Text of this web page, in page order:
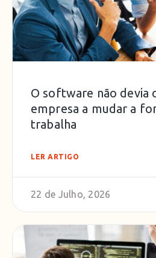
O software não devia
empresa a mudar a
trabalha
LER ARTIGO
22 de Julho, 2026